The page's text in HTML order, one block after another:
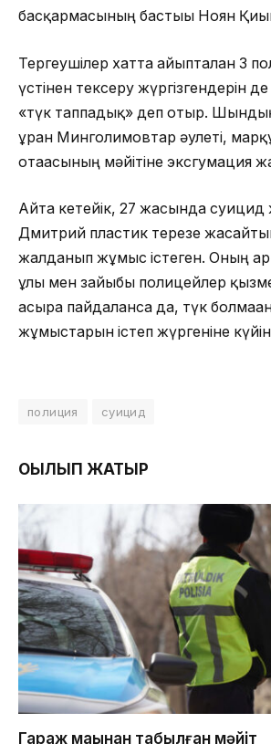
басқармасының бастығы Ноян
Тергеушілер хатта айыпталған 3
үстінен тексеру жүргізгендерін
«түк таппадық» деп отыр.
ұрған Минголимовтар әулеті,
отағасының мәйітіне эксгумация
Айта кетейік, 27 жасында суицид
Дмитрий пластик терезе
жалданып жұмыс істеген. Оның
ұлы мен зайыбы полицейлер
асыра пайдаланса да, түк
жұмыстарын істеп жүргеніне
полиция суицид
ОҚЫЛЫП ЖАТЫР
Гараж маңынан табылған мәйіт